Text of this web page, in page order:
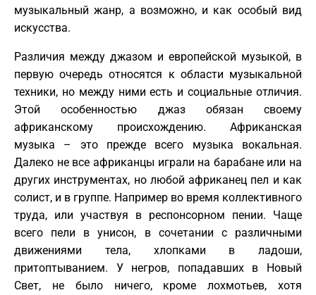
музыкальный жанр, а возможно, и как особый вид
искусства.
Различия между джазом и европейской музыкой, в
первую очередь относятся к области музыкальной
техники, но между ними есть и социальные отличия.
Этой особенностью джаз обязан своему
африканскому происхождению. Африканская
музыка – это прежде всего музыка вокальная.
Далеко не все африканцы играли на барабане или на
других инструментах, но любой африканец пел и как
солист, и в группе. Например во время коллективного
труда, или участвуя в респонсорном пении. Чаще
всего пели в унисон, в сочетании с различными
движениями тела, хлопками в ладоши,
притоптыванием. У негров, попадавших в Новый
Свет, не было ничего, кроме лохмотьев, хотя